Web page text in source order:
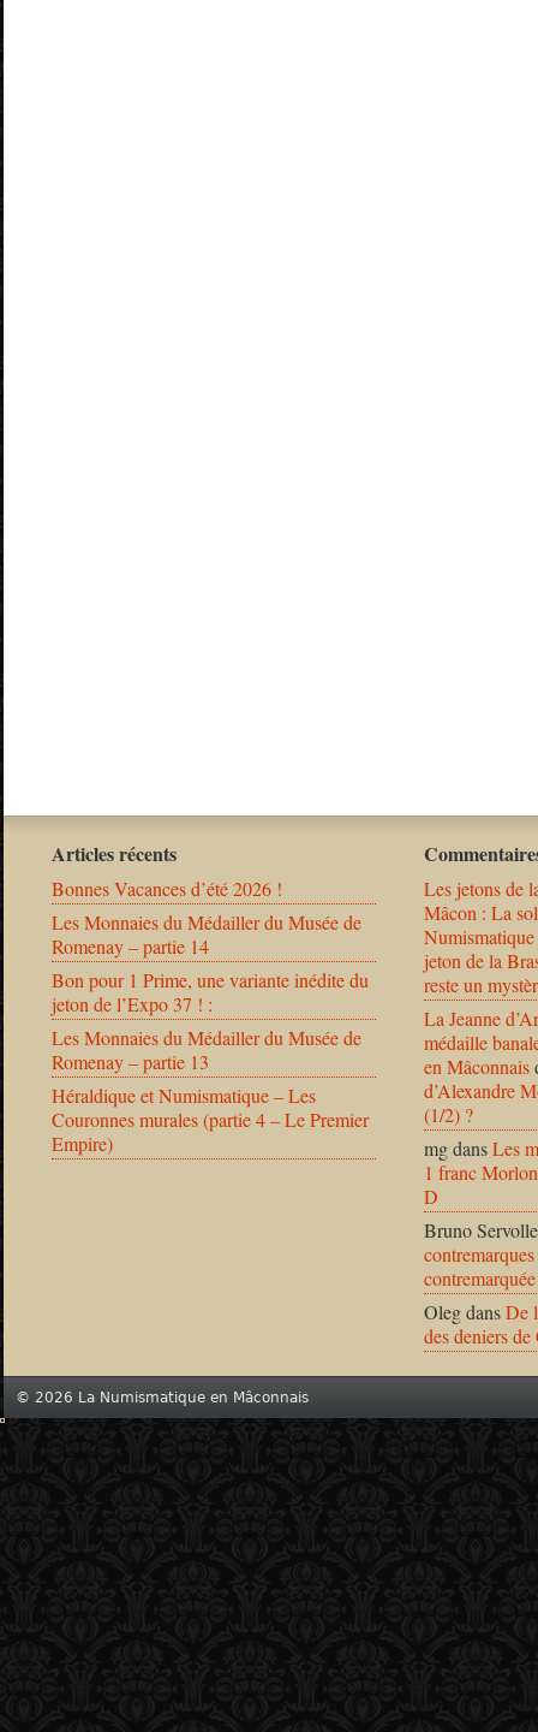
Articles récents
Bonnes Vacances d’été 2026 !
Les Monnaies du Médailler du Musée de
Romenay – partie 14
Bon pour 1 Prime, une variante inédite du
jeton de l’Expo 37 ! :
Les Monnaies du Médailler du Musée de
Romenay – partie 13
Héraldique et Numismatique – Les
Couronnes murales (partie 4 – Le Premier
Empire)
Les jetons de
Mâcon : La
jeton de la
reste un
La Jeanne
médaille
en Mâconnais
d’Alexandre
(1/2) ?
mgdansLes
1 franc
D
Bruno Servolle
OlegdansDe
des deniers
© 2026 La Numismatique en Mâconnais